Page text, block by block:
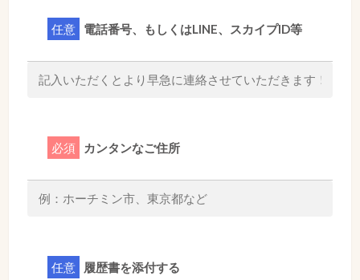
任意 電話番号、もしくはLINE、スカイプID等
必須 カンタンなご住所
任意 履歴書を添付する